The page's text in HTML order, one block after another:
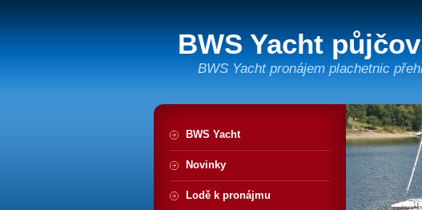
BWS Yacht
BWS Yacht pronájem plachetnic
BWS Yacht
Novinky
Lodě k pronájmu